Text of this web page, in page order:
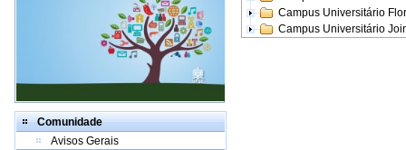
Comunidade
Avisos Gerais
Campus Universitário
Campus Universitário